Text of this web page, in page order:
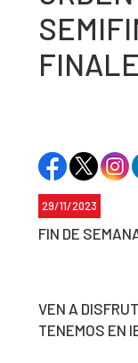
29/11/2023
FIN DE
VEN A
TENEMOS EN